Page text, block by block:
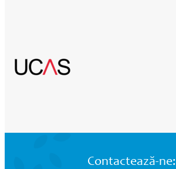
Contactează-ne: